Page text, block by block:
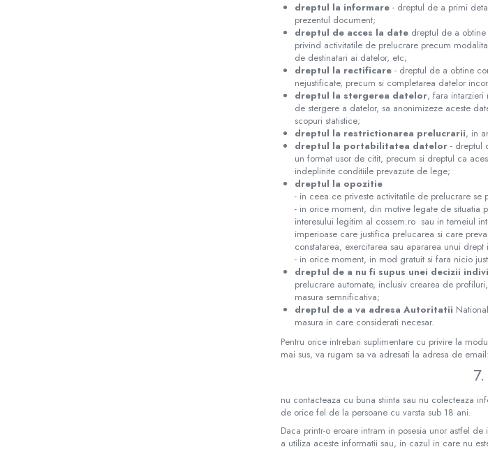
dreptul la informare - dreptul de a primi
prezentul document;
dreptul de acces la date dreptul de a
privind activitatile de prelucrare precum
de destinatari ai datelor, etc;
dreptul la rectificare - dreptul de a obtine
nejustificate, precum si completarea datelor
dreptul la stergerea datelor, fara intarzieri
de stergere a datelor, sa anonimizeze aceste
scopuri statistice;
dreptul la restrictionarea prelucrarii, in
dreptul la portabilitatea datelor - dreptul
un format usor de citit, precum si dreptul ca
indeplinite conditiile prevazute de lege;
dreptul la opozitie
- in ceea ce priveste activitatile de prelucrare
- in orice moment, din motive legate de situatia
interesului legitim al cossem.ro sau in temeiul
imperioase care justifica prelucarea si care
constatarea, exercitarea sau apararea unui drept
- in orice moment, in mod gratuit si fara nicio
dreptul de a nu fi supus unei decizii
prelucrare automate, inclusiv crearea de
masura semnificativa;
dreptul de a va adresa Autoritatii
masura in care considerati necesar.
Pentru orice intrebari suplimentare cu privire la
mai sus, va rugam sa va adresati la adresa de email:
nu contacteaza cu buna stiinta sau nu colecteaza
de orice fel de la persoane cu varsta sub 18 ani.
Daca printr-o eroare intram in posesia unor astfel
a utiliza aceste informatii sau, in cazul in care nu